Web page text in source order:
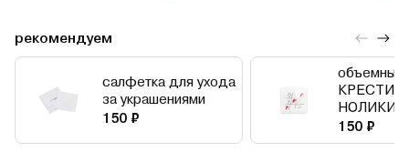
рекомендуем
салфетка для ухода
за украшениями
150 ₽
объемный
НОЛИКИ
150 ₽